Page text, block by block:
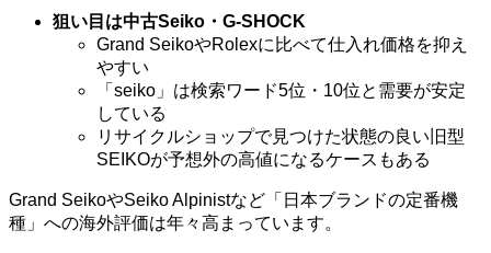
狙い目は中古Seiko・G-SHOCK
Grand SeikoやRolexに比べて仕入れ価格を抑え
やすい
「seiko」は検索ワード5位・10位と需要が安定
している
リサイクルショップで見つけた状態の良い旧型
SEIKOが予想外の高値になるケースもある
Grand SeikoやSeiko Alpinistなど「日本ブランドの定番機
種」への海外評価は年々高まっています。